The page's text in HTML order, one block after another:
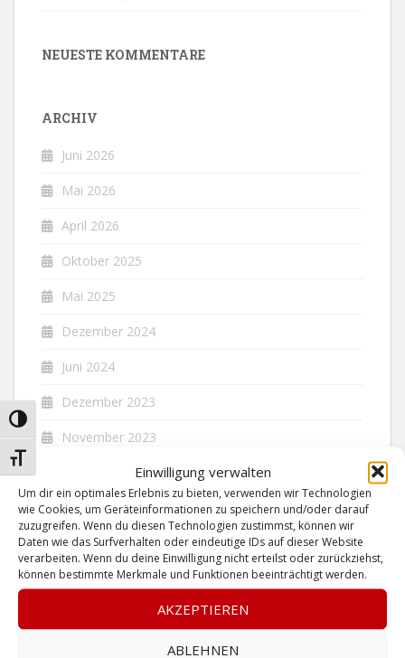
Einwilligung verwalten
Um dir ein optimales Erlebnis zu bieten, verwenden wir Technologien
wie Cookies, um Geräteinformationen zu speichern und/oder darauf
zuzugreifen. Wenn du diesen Technologien zustimmst, können wir
Daten wie das Surfverhalten oder eindeutige IDs auf dieser Website
verarbeiten. Wenn du deine Einwilligung nicht erteilst oder zurückziehst,
können bestimmte Merkmale und Funktionen beeinträchtigt werden.
AKZEPTIEREN
ABLEHNEN
UMSCHALTEN AUF HOHE KONTRASTE
SCHRIFT VERGRÖSSERN
NEUESTE KOMMENTARE
ARCHIV
Juni 2026
Mai 2026
April 2026
Oktober 2025
Mai 2025
Dezember 2024
Juni 2024
Dezember 2023
November 2023
Mai 2023
April 2023
Januar 2023